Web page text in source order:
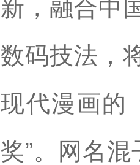
新，融合中
数码技法，
现代漫画的
奖”。网名混